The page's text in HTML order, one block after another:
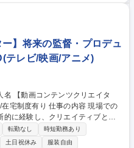
対応等） ■部内庶務（報告事項の
、転入出者・キャリア入行者の異
集職種 ＜金融×IT＞部長秘書（システム企画部）
ー】将来の監督・プロデュ
テレビ/映画/アニメ)
の内容 現場での
に経験し、クリエイティブとマ
ヒットメーカー」を目指していた
転勤なし
時短勤務あり
土日祝休み 服装自由